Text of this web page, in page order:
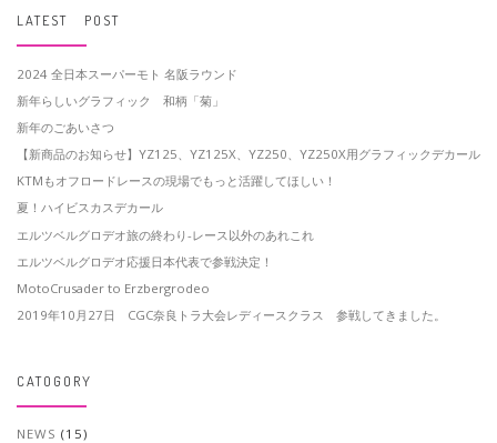
LATEST POST
2024 全日本スーパーモト 名阪ラウンド
新年らしいグラフィック 和柄「菊」
新年のごあいさつ
【新商品のお知らせ】YZ125、YZ125X、YZ250、YZ250X用グラフィックデカール
KTMもオフロードレースの現場でもっと活躍してほしい！
夏！ハイビスカスデカール
エルツベルグロデオ旅の終わり-レース以外のあれこれ
エルツベルグロデオ応援日本代表で参戦決定！
MotoCrusader to Erzbergrodeo
2019年10月27日 CGC奈良トラ大会レディースクラス 参戦してきました。
CATOGORY
NEWS (15)